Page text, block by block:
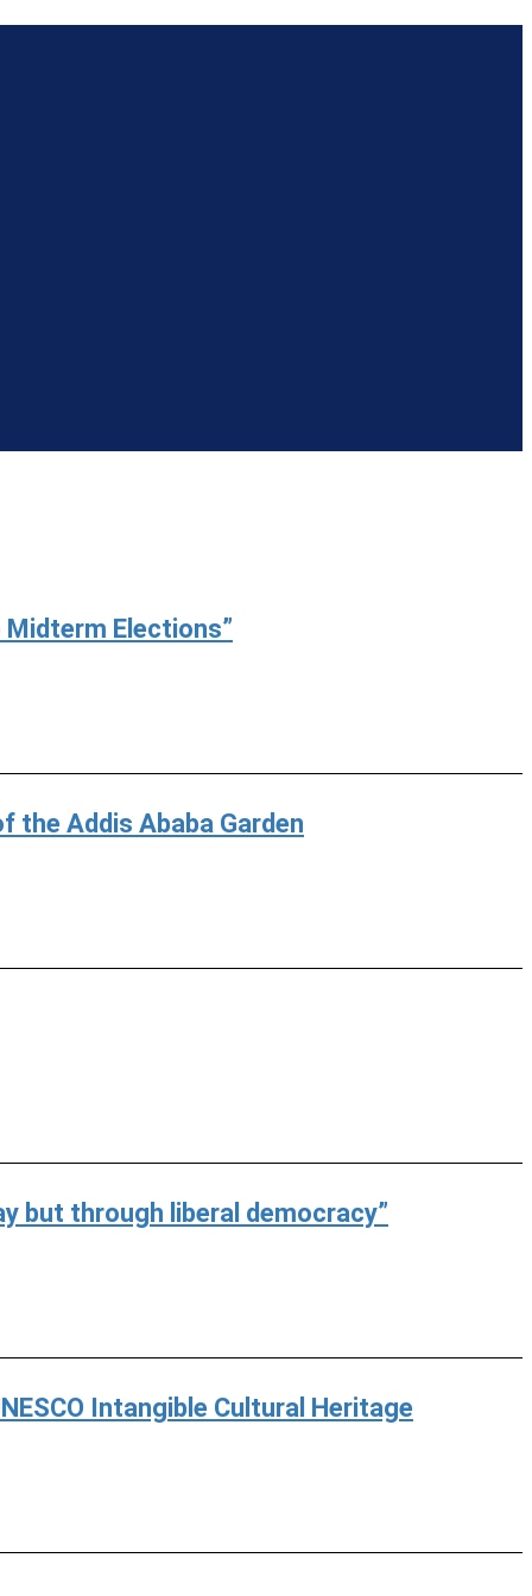
Midterm Elections”
the Addis Ababa Garden
but through liberal democracy”
Intangible Cultural Heritage